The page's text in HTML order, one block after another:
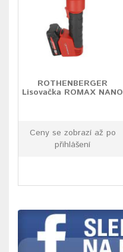
ROTHENBERGER
Lisovačka ROMAX NANO
Ceny se zobrazí až po
přihlášení